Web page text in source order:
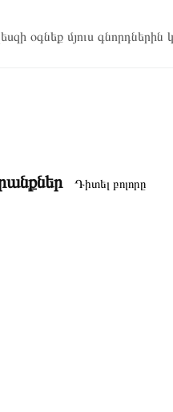
օգնեք մյուս գնորդներին
Դիտել բոլորը